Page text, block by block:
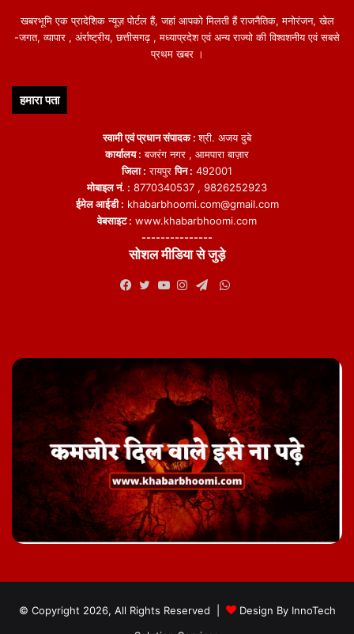
खबरभूमि एक प्रादेशिक न्यूज़ पोर्टल हैं, जहां आपको मिलती हैं राजनैतिक, मनोरंजन, खेल
-जगत, व्यापार , अंर्राष्ट्रीय, छत्तीसगढ़ , मध्याप्रदेश एवं अन्य राज्यो की विश्वशनीय एवं सबसे
प्रथम खबर ।
हमारा पता
स्वामी एवं प्रधान संपादक :श्री. अजय दुबे
कार्यालय : बजरंग नगर , आमपारा बाज़ार
जिला : रायपुरपिन : 492001
मोबाइल नं. : 8770340537 , 9826252923
ईमेल आईडी : khabarbhoomi.com@gmail.com
वेबसाइट : www.khabarbhoomi.com
---------------
सोशल मीडिया से जुड़े
WhatsApp
© Copyright 2026, All Rights Reserved | Design By InnoTech